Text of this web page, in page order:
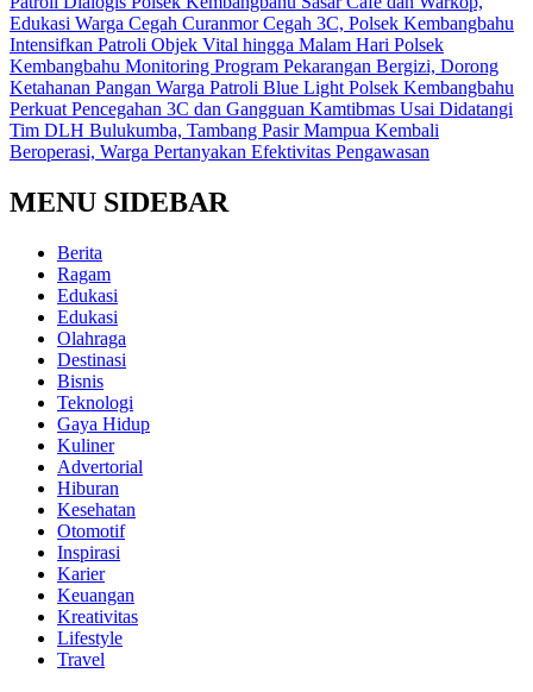
Edukasi Warga Cegah CuranmorCegah 3C, Polsek Kembangbahu
Intensifkan Patroli Objek Vital hingga Malam Hari Polsek
Kembangbahu Monitoring Program Pekarangan Bergizi, Dorong
Ketahanan Pangan Warga Patroli Blue Light Polsek Kembangbahu
Perkuat Pencegahan 3C dan Gangguan Kamtibmas Usai Didatangi
Tim DLH Bulukumba, Tambang Pasir Mampua Kembali
Beroperasi, Warga Pertanyakan Efektivitas Pengawasan
MENU SIDEBAR
Berita
Ragam
Edukasi
Edukasi
Olahraga
Destinasi
Bisnis
Teknologi
Gaya Hidup
Kuliner
Advertorial
Hiburan
Kesehatan
Otomotif
Inspirasi
Karier
Keuangan
Kreativitas
Lifestyle
Travel